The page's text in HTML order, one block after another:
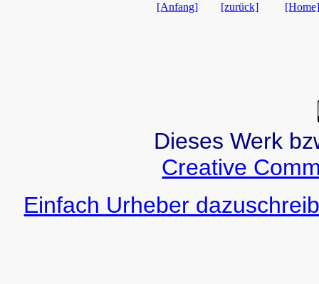
[Anfang] [zurück] [Home]
Dieses Werk
Creative
Einfach Urheber